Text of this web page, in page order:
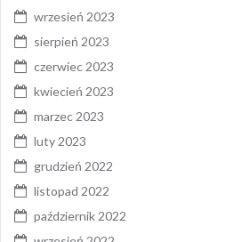
wrzesień 2023
sierpień 2023
czerwiec 2023
kwiecień 2023
marzec 2023
luty 2023
grudzień 2022
listopad 2022
październik 2022